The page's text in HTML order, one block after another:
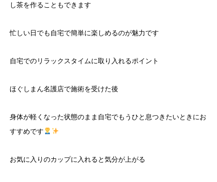
し茶を作ることもできます
忙しい日でも自宅で簡単に楽しめるのが魅力です
自宅でのリラックスタイムに取り入れるポイント
ほぐしまん名護店で施術を受けた後
身体が軽くなった状態のまま自宅でもうひと息つきたいときにお
すすめです
お気に入りのカップに入れると気分が上がる